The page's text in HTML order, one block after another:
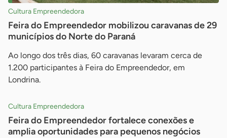
Cultura Empreendedora
Feira do Empreendedor mobilizou caravanas de 29
municípios do Norte do Paraná
Ao longo dos três dias, 60 caravanas levaram cerca de
1.200 participantes à Feira do Empreendedor, em
Londrina.
Cultura Empreendedora
Feira do Empreendedor fortalece conexões e
amplia oportunidades para pequenos negócios